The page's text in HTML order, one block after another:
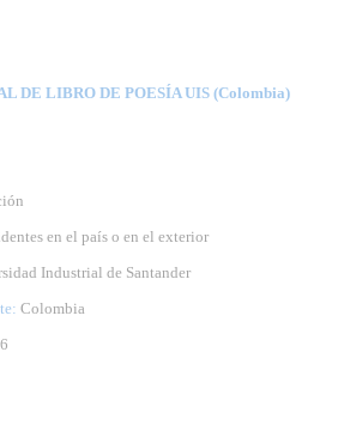
DE LIBRO DE POESÍA UIS (Colombia)
en el país o en el exterior
Industrial de Santander
Colombia